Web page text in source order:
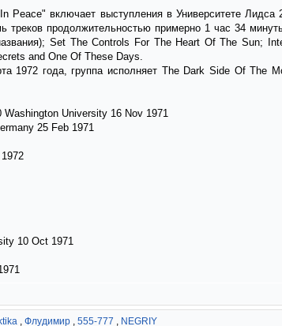
Peace" включает выступления в Университете Лидса
треков продолжительностью примерно 1 час 34
Set The Controls For The Heart Of The Sun;
and One Of These Days.
1972 года, группа исполняет The Dark Side Of The
University 16 Nov 1971
25 Feb 1971
10 Oct 1971
, Флудимир , 555-777 , NEGRIY